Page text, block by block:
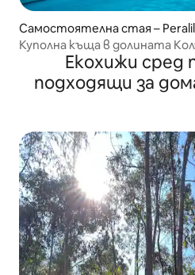
Самостоятелна стая –
Куполна къща в долината
Екохижи сред
подходящи за